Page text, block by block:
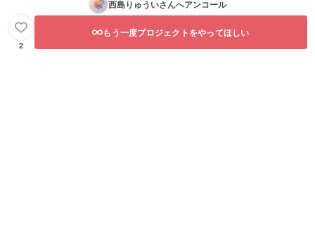
西島りゅういさんへアンコール
2
もう一度プロジェクトをやってほしい